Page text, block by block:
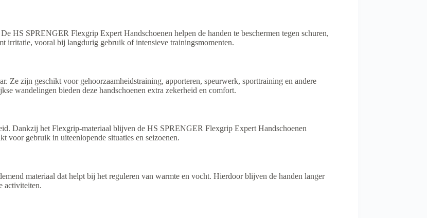
HS SPRENGER Flexgrip Expert Handschoenen helpen de handen te beschermen tegen schuren,
vooral bij langdurig gebruik of intensieve trainingsmomenten.
zijn geschikt voor gehoorzaamheidstraining, apporteren, speurwerk, sporttraining en andere
wandelingen bieden deze handschoenen extra zekerheid en comfort.
Dankzij het Flexgrip-materiaal blijven de HS SPRENGER Flexgrip Expert Handschoenen
voor gebruik in uiteenlopende situaties en seizoenen.
materiaal dat helpt bij het reguleren van warmte en vocht. Hierdoor blijven de handen langer
activiteiten.